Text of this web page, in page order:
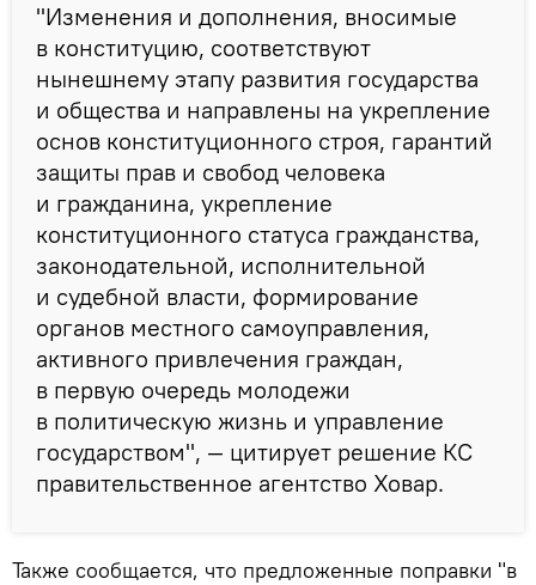
"Изменения и дополнения, вносимые
в конституцию, соответствуют
нынешнему этапу развития государства
и общества и направлены на укрепление
основ конституционного строя, гарантий
защиты прав и свобод человека
и гражданина, укрепление
конституционного статуса гражданства,
законодательной, исполнительной
и судебной власти, формирование
органов местного самоуправления,
активного привлечения граждан,
в первую очередь молодежи
в политическую жизнь и управление
государством", — цитирует решение КС
правительственное агентство Ховар.
Также сообщается, что предложенные поправки "в